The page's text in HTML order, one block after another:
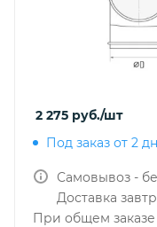
2 275 руб./шт
Под заказ от 2
Самовывоз -
Доставка
При общем заказе